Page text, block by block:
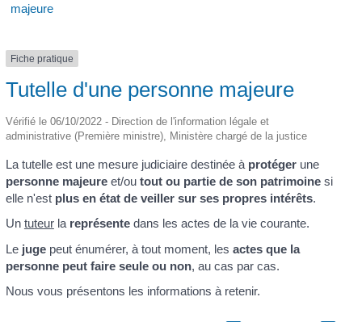
majeure
Fiche pratique
Tutelle d'une personne majeure
Vérifié le 06/10/2022 - Direction de l'information légale et
administrative (Première ministre), Ministère chargé de la justice
La tutelle est une mesure judiciaire destinée à protégerune
personne majeureet/ou tout ou partie de son patrimoinesi
elle n'est plus en état de veiller sur ses propres intérêts.
Un tuteurla représentedans les actes de la vie courante.
Le jugepeut énumérer, à tout moment, les actes que la
personne peut faire seule ou non, au cas par cas.
Nous vous présentons les informations à retenir.